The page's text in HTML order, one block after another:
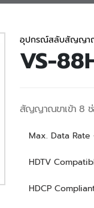
อุปกรณ์สลับสัญญา
VS-
สัญญาณขาเข้า 8
Max. Data
HDTV
HDCP